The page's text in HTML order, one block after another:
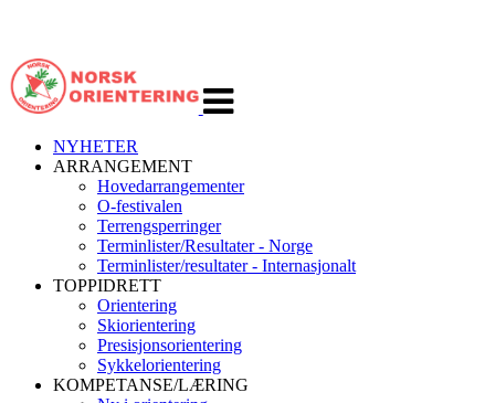
navigasjon
NYHETER
ARRANGEMENT
Hovedarrangementer
O-festivalen
Terrengsperringer
Terminlister/Resultater - Norge
Terminlister/resultater - Internasjonalt
TOPPIDRETT
Orientering
Skiorientering
Presisjonsorientering
Sykkelorientering
KOMPETANSE/LÆRING